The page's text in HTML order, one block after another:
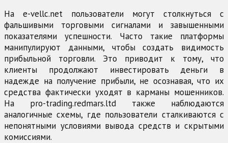
На e-vellc.net пользователи могут столкнуться с
фальшивыми торговыми сигналами и завышенными
показателями успешности. Часто такие платформы
манипулируют данными, чтобы создать видимость
прибыльной торговли. Это приводит к тому, что
клиенты продолжают инвестировать деньги в
надежде на получение прибыли, не осознавая, что их
средства фактически уходят в карманы мошенников.
На pro-trading.redmars.ltd также наблюдаются
аналогичные схемы, где пользователи сталкиваются с
непонятными условиями вывода средств и скрытыми
комиссиями.